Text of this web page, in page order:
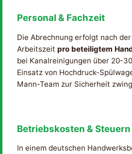
Personal & Fachzeit
Die Abrechnung erfolgt nach
Arbeitszeit pro beteiligtem
bei Kanalreinigungen über 20-
Einsatz von Hochdruck-
Mann-Team zur Sicherheit
Betriebskosten & Steuern
In einem deutschen